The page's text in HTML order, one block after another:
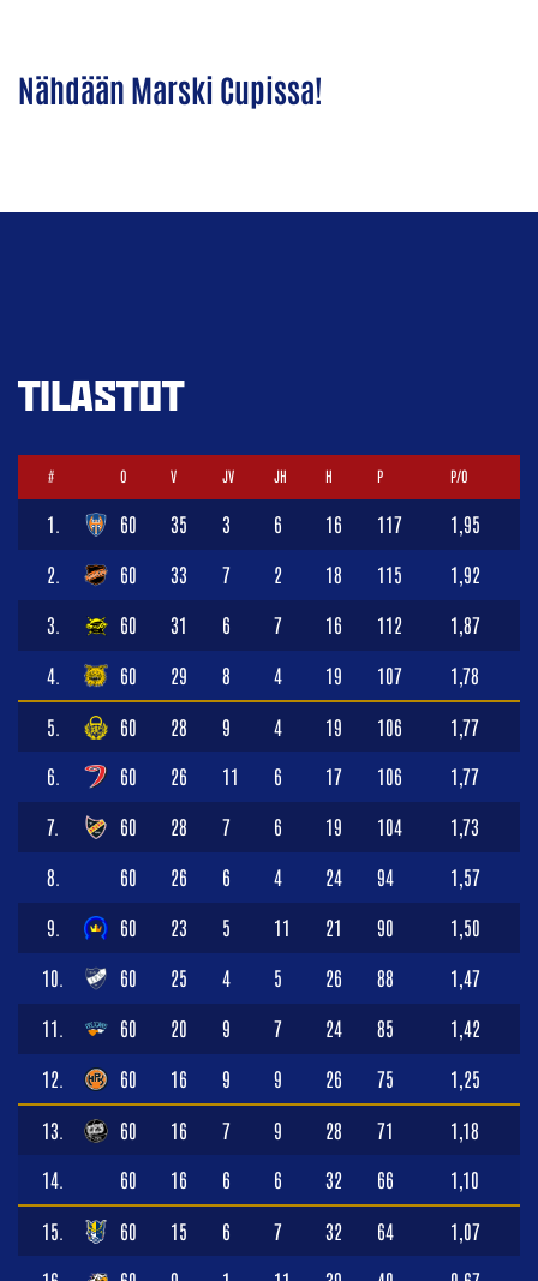
Nähdään Marski Cupissa!
TILASTOT
# O V JV JH H P P/O
1. 60 35 3 6 16 117 1,95
2. 60 33 7 2 18 115 1,92
3. 60 31 6 7 16 112 1,87
4. 60 29 8 4 19 107 1,78
5. 60 28 9 4 19 106 1,77
6. 60 26 11 6 17 106 1,77
7. 60 28 7 6 19 104 1,73
8. 60 26 6 4 24 94 1,57
9. 60 23 5 11 21 90 1,50
10. 60 25 4 5 26 88 1,47
11. 60 20 9 7 24 85 1,42
12. 60 16 9 9 26 75 1,25
13. 60 16 7 9 28 71 1,18
14. 60 16 6 6 32 66 1,10
15. 60 15 6 7 32 64 1,07